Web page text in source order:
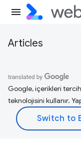
Articles
Google, içerikleri
teknolojisini kullanır.